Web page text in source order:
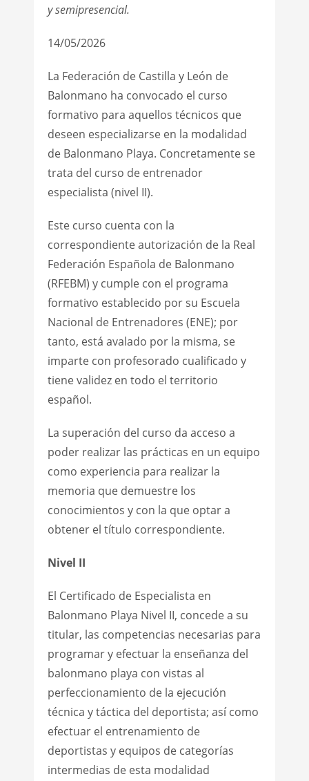
y semipresencial.
14/05/2026
La Federación de Castilla y León de
Balonmano ha convocado el curso
formativo para aquellos técnicos que
deseen especializarse en la modalidad
de Balonmano Playa. Concretamente se
trata del curso de entrenador
especialista (nivel II).
Este curso cuenta con la
correspondiente autorización de la Real
Federación Española de Balonmano
(RFEBM) y cumple con el programa
formativo establecido por su Escuela
Nacional de Entrenadores (ENE); por
tanto, está avalado por la misma, se
imparte con profesorado cualificado y
tiene validez en todo el territorio
español.
La superación del curso da acceso a
poder realizar las prácticas en un equipo
como experiencia para realizar la
memoria que demuestre los
conocimientos y con la que optar a
obtener el título correspondiente.
Nivel II
El Certificado de Especialista en
Balonmano Playa Nivel II, concede a su
titular, las competencias necesarias para
programar y efectuar la enseñanza del
balonmano playa con vistas al
perfeccionamiento de la ejecución
técnica y táctica del deportista; así como
efectuar el entrenamiento de
deportistas y equipos de categorías
intermedias de esta modalidad